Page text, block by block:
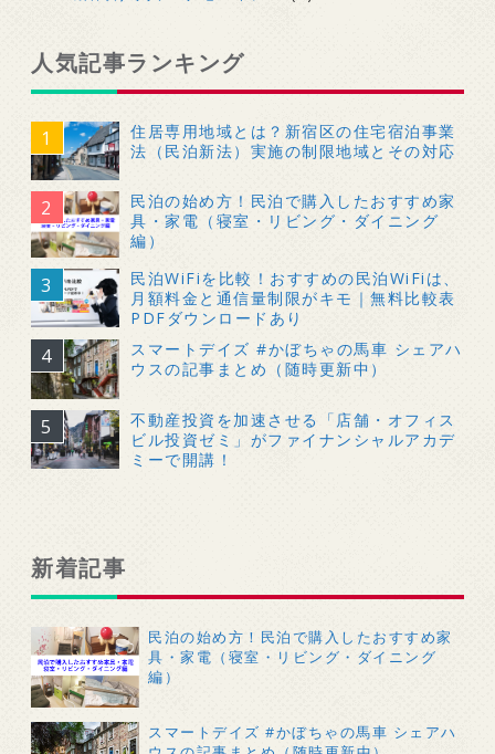
人気記事ランキング
住居専用地域とは？新宿区の住宅宿泊事業
法（民泊新法）実施の制限地域とその対応
民泊の始め方！民泊で購入したおすすめ家
具・家電（寝室・リビング・ダイニング
編）
民泊WiFiを比較！おすすめの民泊WiFiは、
月額料金と通信量制限がキモ｜無料比較表
PDFダウンロードあり
スマートデイズ #かぼちゃの馬車 シェアハ
ウスの記事まとめ（随時更新中）
不動産投資を加速させる「店舗・オフィス
ビル投資ゼミ」がファイナンシャルアカデ
ミーで開講！
新着記事
民泊の始め方！民泊で購入したおすすめ家
具・家電（寝室・リビング・ダイニング
編）
スマートデイズ #かぼちゃの馬車 シェアハ